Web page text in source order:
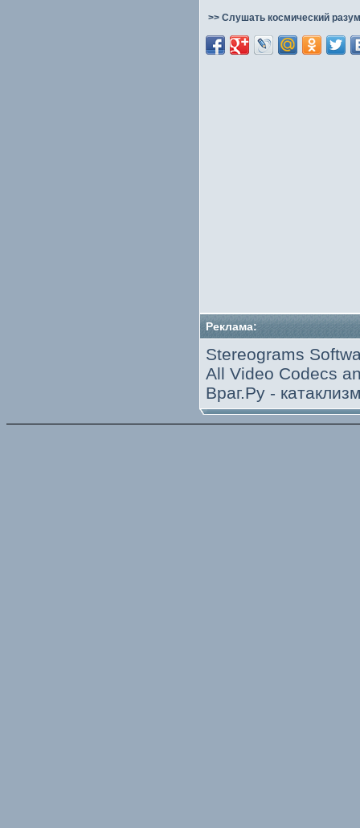
>> Слушать космический
Реклама:
Stereograms
All Video Codecs
Враг.Ру -